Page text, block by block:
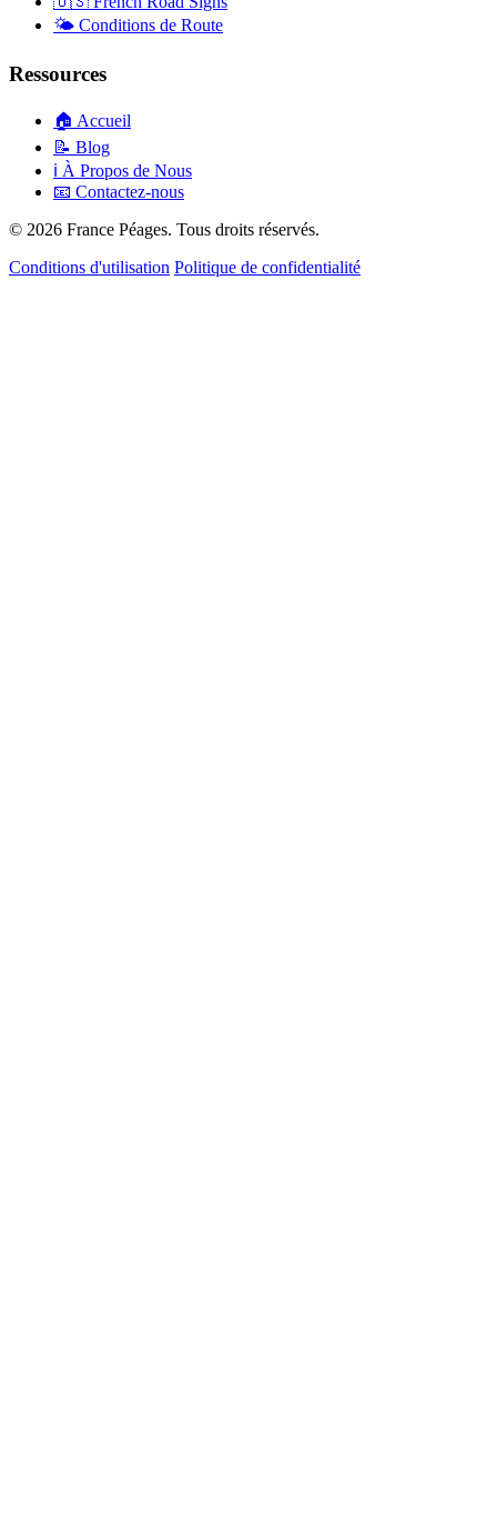
🌤️ Conditions de Route
Ressources
🏠 Accueil
📝 Blog
ℹ️ À Propos de Nous
📧 Contactez-nous
© 2026 France Péages. Tous droits réservés.
Conditions d'utilisation Politique de confidentialité